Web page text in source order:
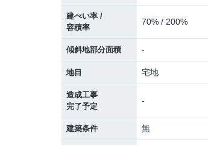
建ぺい率 /
容積率
70% / 200%
傾斜地部分面積 -
地目 宅地
造成工事
完了予定
-
建築条件 無